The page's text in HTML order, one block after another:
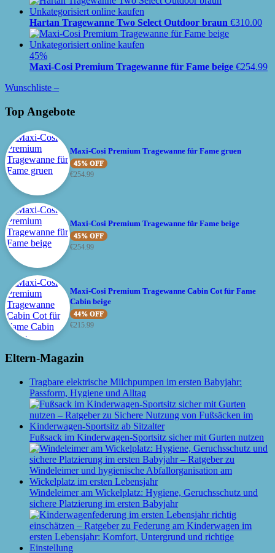
Hartan Tragewanne Two Select Outdoor braun €310.00
45%
Maxi-Cosi Premium Tragewanne für Fame beige €254.99
Wunschliste –
Top Angebote
Maxi-Cosi Premium Tragewanne für Fame gruen
45% OFF
€254.99
Maxi-Cosi Premium Tragewanne für Fame beige
45% OFF
€254.99
Maxi-Cosi Premium Tragewanne Cabin Cot für Fame
Cabin beige
44% OFF
€215.99
Eltern-Magazin
Tragbare elektrische Milchpumpen im ersten Babyjahr:
Passform, Hygiene und Alltag
Fußsack im Kinderwagen-Sportsitz sicher mit Gurten nutzen
Windeleimer am Wickelplatz: Hygiene, Geruchsschutz und
sichere Platzierung im ersten Babyjahr